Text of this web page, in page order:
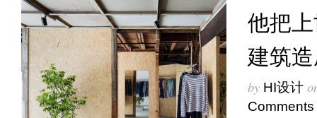
他把
建筑
by HI设计
Comments